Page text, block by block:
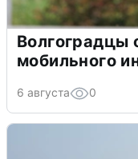
Волгоградцы
мобильного
6 августа 0